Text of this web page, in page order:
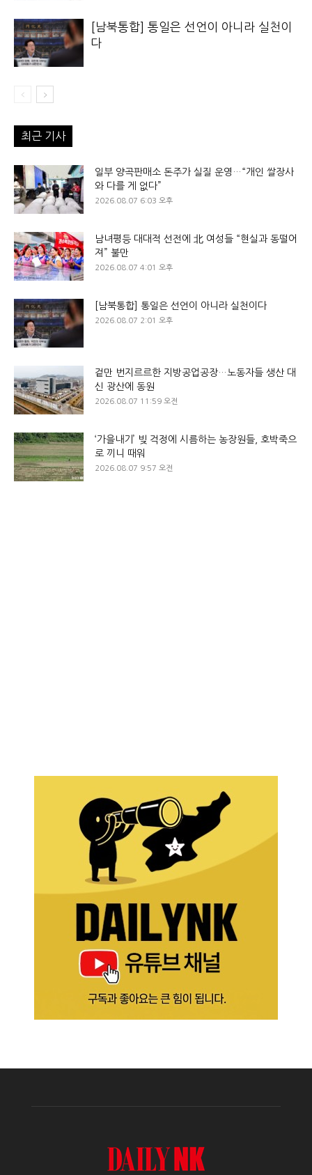
[남북통합] 통일은 선언이 아니라 실천이
다
최근 기사
일부 양곡판매소 돈주가 실질 운영…“개인 쌀장사
와 다를 게 없다”
2026.08.07 6:03 오후
남녀평등 대대적 선전에 北 여성들 “현실과 동떨어
져” 불만
2026.08.07 4:01 오후
[남북통합] 통일은 선언이 아니라 실천이다
2026.08.07 2:01 오후
겉만 번지르르한 지방공업공장…노동자들 생산 대
신 광산에 동원
2026.08.07 11:59 오전
‘가을내기’ 빚 걱정에 시름하는 농장원들, 호박죽으
로 끼니 때워
2026.08.07 9:57 오전